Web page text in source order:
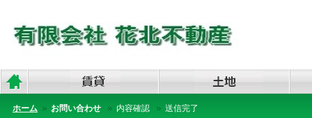
ホーム お問い合わせ 内容確認 送信完了